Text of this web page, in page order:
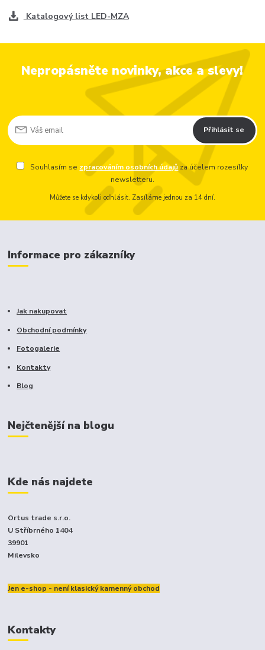
Katalogový list LED-MZA
Nepropásněte novinky, akce a slevy!
Přihlásit se
Souhlasím se zpracováním osobních údajů za účelem rozesílky
newsletteru.
Můžete se kdykoli odhlásit. Zasíláme jednou za 14 dní.
Informace pro zákazníky
Jak nakupovat
Obchodní podmínky
Fotogalerie
Kontakty
Blog
Nejčtenější na blogu
Kde nás najdete
Ortus trade s.r.o.
U Stříbrného 1404
39901
Milevsko
Jen e-shop - není klasický kamenný obchod
Kontakty